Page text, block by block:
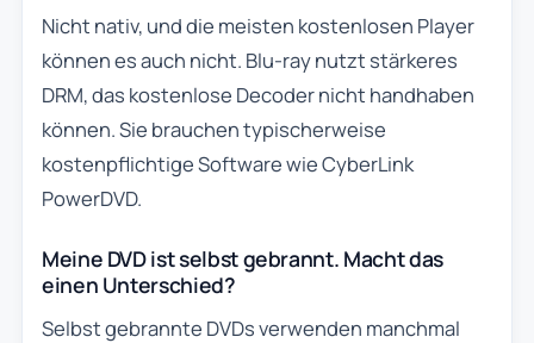
Nicht nativ, und die meisten kostenlosen Player
können es auch nicht. Blu-ray nutzt stärkeres
DRM, das kostenlose Decoder nicht handhaben
können. Sie brauchen typischerweise
kostenpflichtige Software wie CyberLink
PowerDVD.
Meine DVD ist selbst gebrannt. Macht das
einen Unterschied?
Selbst gebrannte DVDs verwenden manchmal